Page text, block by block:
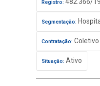
Registro:
Segmentação:
Contratação: Coletivo
Situação: Ativo